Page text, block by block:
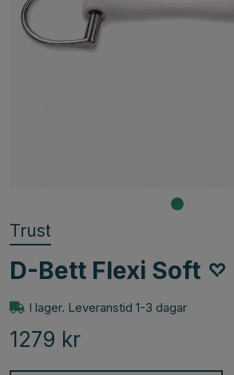
Trust
D-Bett Flexi Soft
I lager. Leveranstid 1-3 dagar
1279 kr